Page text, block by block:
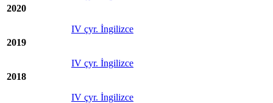
2020
IV çyr. İngilizce
2019
IV çyr. İngilizce
2018
IV çyr. İngilizce